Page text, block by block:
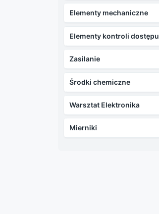
Elementy mechaniczne
Elementy kontroli dostępu
Zasilanie
Środki chemiczne
Warsztat Elektronika
Mierniki